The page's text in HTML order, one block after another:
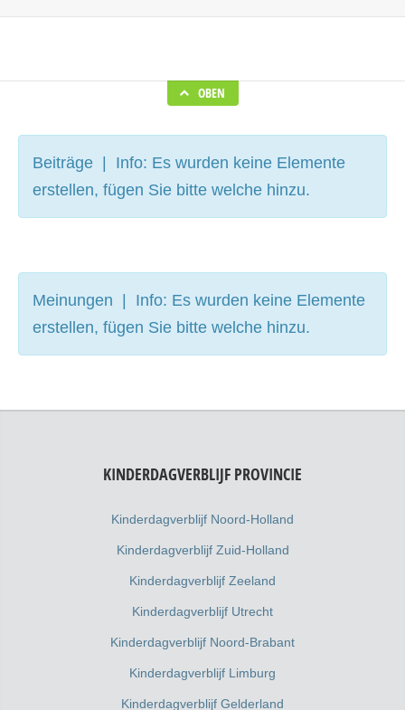
OBEN
Beiträge | Info: Es wurden keine Elemente
erstellen, fügen Sie bitte welche hinzu.
Meinungen | Info: Es wurden keine Elemente
erstellen, fügen Sie bitte welche hinzu.
KINDERDAGVERBLIJF PROVINCIE
Kinderdagverblijf Noord-Holland
Kinderdagverblijf Zuid-Holland
Kinderdagverblijf Zeeland
Kinderdagverblijf Utrecht
Kinderdagverblijf Noord-Brabant
Kinderdagverblijf Limburg
Kinderdagverblijf Gelderland